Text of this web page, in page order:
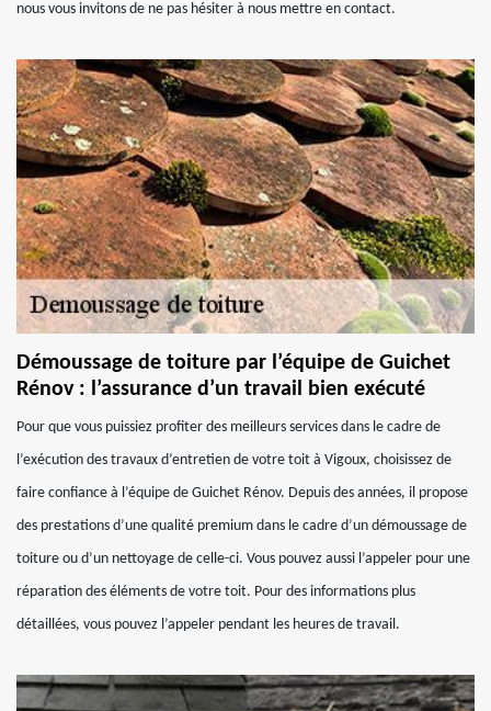
nous vous invitons de ne pas hésiter à nous mettre en contact.
Démoussage de toiture par l’équipe de Guichet
Rénov : l’assurance d’un travail bien exécuté
Pour que vous puissiez profiter des meilleurs services dans le cadre de
l’exécution des travaux d’entretien de votre toit à Vigoux, choisissez de
faire confiance à l’équipe de Guichet Rénov. Depuis des années, il propose
des prestations d’une qualité premium dans le cadre d’un démoussage de
toiture ou d’un nettoyage de celle-ci. Vous pouvez aussi l’appeler pour une
réparation des éléments de votre toit. Pour des informations plus
détaillées, vous pouvez l’appeler pendant les heures de travail.